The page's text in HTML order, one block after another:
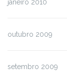
janeiro 2010
outubro 2009
setembro 2009